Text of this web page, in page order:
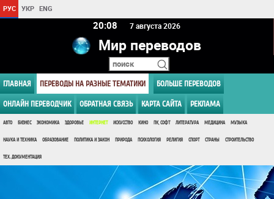
РУС УКР ENG
20 08 7 августа 2026
Мир переводов
ГЛАВНАЯ ПЕРЕВОДЫ НА РАЗНЫЕ ТЕМАТИКИ БОЛЬШЕ ПЕРЕВОДОВ
ОНЛАЙН ПЕРЕВОДЧИК ОБРАТНАЯ СВЯЗЬ КАРТА САЙТА РЕКЛАМА
АВТО БИЗНЕС ЭКОНОМИКА ЗДОРОВЬЕ ИНТЕРНЕТ ИСКУССТВО КИНО ПК, СОФТ ЛИТЕРАТУРА МЕДИЦИНА МУЗЫКА
НАУКА И ТЕХНИКА ОБРАЗОВАНИЕ ПОЛИТИКА И ЗАКОН ПРИРОДА ПСИХОЛОГИЯ РЕЛИГИЯ СПОРТ СТРАНЫ СТРОИТЕЛЬСТВО
ТЕХ. ДОКУМЕНТАЦИЯ